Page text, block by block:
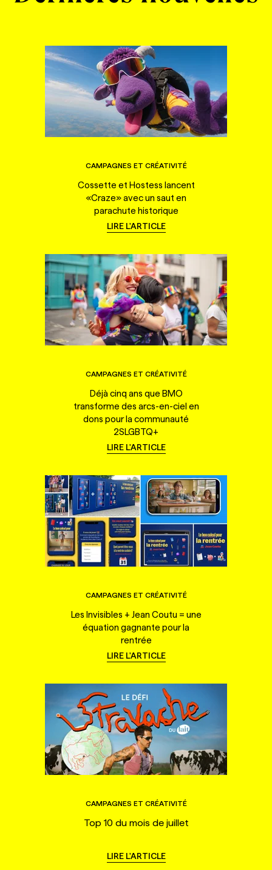
CAMPAGNES ET CRÉATIVITÉ
Cossette et Hostess lancent
«Craze» avec un saut en
parachute historique
LIRE L'ARTICLE
CAMPAGNES ET CRÉATIVITÉ
Déjà cinq ans que BMO
transforme des arcs-en-ciel en
dons pour la communauté
2SLGBTQ+
LIRE L'ARTICLE
CAMPAGNES ET CRÉATIVITÉ
Les Invisibles + Jean Coutu = une
équation gagnante pour la
rentrée
LIRE L'ARTICLE
CAMPAGNES ET CRÉATIVITÉ
Top 10 du mois de juillet
LIRE L'ARTICLE